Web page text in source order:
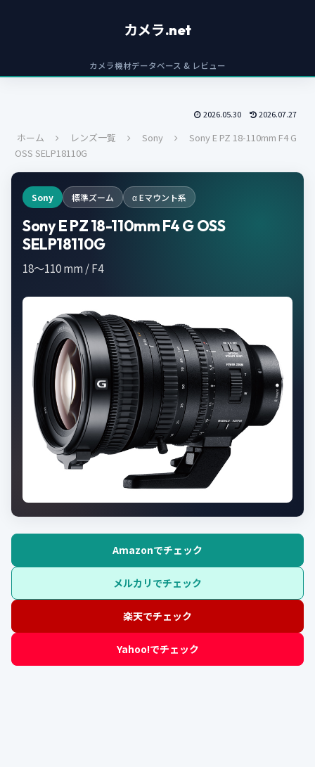
カメラ.net
カメラ機材データベース & レビュー
2026.05.30 2026.07.27
ホーム レンズ一覧 Sony
Sony E PZ 18-110mm F4 G
OSS SELP18110G
Sony 標準ズーム α Eマウント系
Sony E PZ 18-110mm F4 G OSS
SELP18110G
18〜110 mm / F4
Amazonでチェック
メルカリでチェック
楽天でチェック
Yahoo!でチェック